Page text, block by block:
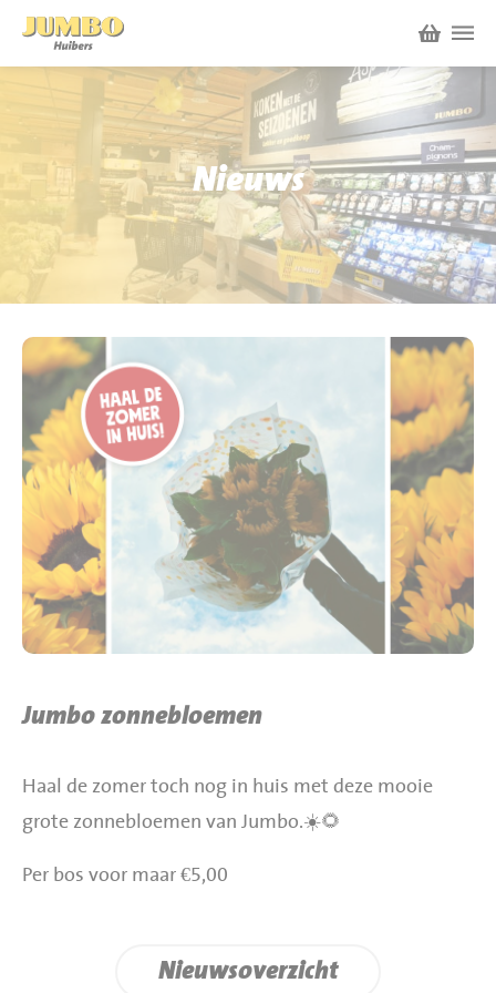
Winkels
P.W.A. Park
Bruïneplein
Nieuws
Acties
Werken bij Jumbo Huibers
Vacatures en Solliciteren
Werken en leren
Jumbo.com
BBQ gigant webshop
Jumbo Huibers Specials
Nieuws
Jumbo zonnebloemen
Haal de zomer toch nog in huis met deze mooie
grote zonnebloemen van Jumbo.☀️🌻
Per bos voor maar €5,00
Nieuwsoverzicht